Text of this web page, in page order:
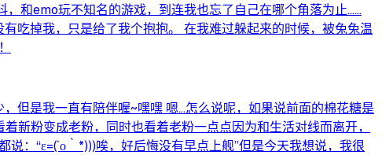
和emo玩不知名的游戏，到连我也忘了自己在哪个角落为止……
吃掉我，只是给了我个抱抱。 在我难过躲起来的时候，被兔兔温
但是我一直有陪伴喔~嘿嘿 嗯...怎么说呢，如果说前面的棉花糖是
新粉变成老粉，同时也看着老粉一点点因为和生活对线而离开，
：“ε=(´ο｀*)))唉，好后悔没有早点上舰”但是今天我想说，我很